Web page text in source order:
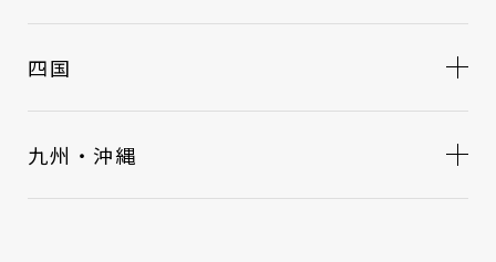
四国
九州・沖縄